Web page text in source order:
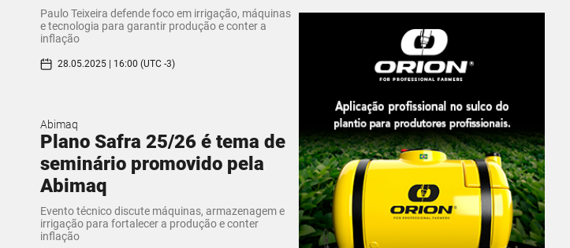
Paulo Teixeira defende foco em irrigação, máquinas
e tecnologia para garantir produção e conter a
inflação
28.05.2025 | 16:00 (UTC -3)
Abimaq
Plano Safra 25/26 é tema de
seminário promovido pela
Abimaq
Evento técnico discute máquinas, armazenagem e
irrigação para fortalecer a produção e conter
inflação